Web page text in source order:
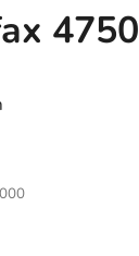
4750